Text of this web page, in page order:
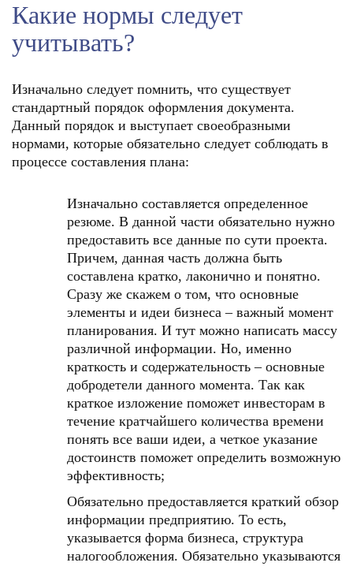
Какие нормы следует
учитывать?
Изначально следует помнить, что существует
стандартный порядок оформления документа.
Данный порядок и выступает своеобразными
нормами, которые обязательно следует соблюдать в
процессе составления плана:
Изначально составляется определенное
резюме. В данной части обязательно нужно
предоставить все данные по сути проекта.
Причем, данная часть должна быть
составлена кратко, лаконично и понятно.
Сразу же скажем о том, что основные
элементы и идеи бизнеса – важный момент
планирования. И тут можно написать массу
различной информации. Но, именно
краткость и содержательность – основные
добродетели данного момента. Так как
краткое изложение поможет инвесторам в
течение кратчайшего количества времени
понять все ваши идеи, а четкое указание
достоинств поможет определить возможную
эффективность;
Обязательно предоставляется краткий обзор
информации предприятию. То есть,
указывается форма бизнеса, структура
налогообложения. Обязательно указываются